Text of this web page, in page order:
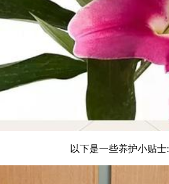
以下是一些养护小贴士: